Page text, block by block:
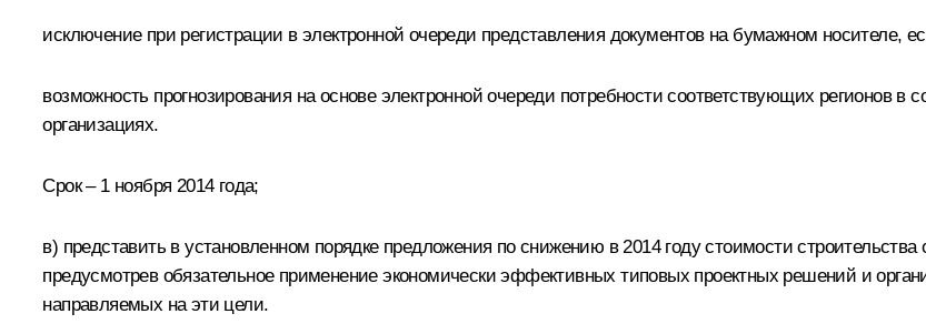
исключение при регистрации в электронной очереди представления документов на бумажном носителе,
возможность прогнозирования на основе электронной очереди потребности соответствующих регионов
организациях.
Срок – 1 ноября 2014 года;
в) представить в установленном порядке предложения по снижению в 2014 году стоимости
предусмотрев обязательное применение экономически эффективных типовых проектных решений и
направляемых на эти цели.